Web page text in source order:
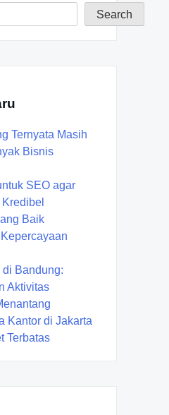
Search
Ternyata Masih
Bisnis
SEO agar
Baik
Bandung:
Aktivitas
Kantor di Jakarta
Terbatas